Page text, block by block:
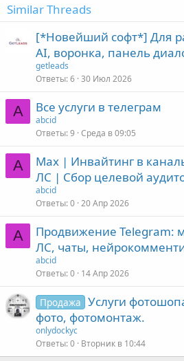
Similar Threads
[*Новейший софт*] Для
AI, воронка, панель
getleads
Ответы 6 30 Июл 2026
A Все услуги в телеграм
abcid
Ответы 9 Среда в 09:05
A
Max | Инвайтинг в
ЛС | Сбор целевой
abcid
Ответы 0 20 Апр 2026
A
Продвижение Telegram:
ЛС, чаты,
abcid
Ответы 0 14 Апр 2026
Продажа Услуги
фото, фотомонтаж.
onlydockyc
Ответы 0 Вторник в 10:44